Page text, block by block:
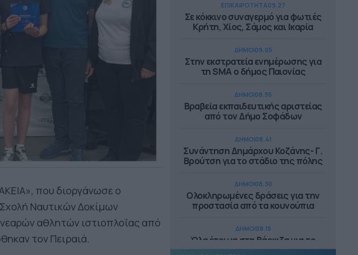
που διοργάνωσε ο
Ναυτικών Δοκίμων
αθλητών ιστιοπλοΐας από
τον Πειραιά.
ΕΠΙΚΑΙΡΟΤΗΤΑ09.27
Σε κόκκινο συναγερμό για φωτιές
Κρήτη, Χίος, Σάμος και Ικαρία
ΔΗΜΟΙ09.05
Στην εκστρατεία ενημέρωσης για
τη SMA ο δήμος Παιονίας
ΔΗΜΟΙ08.55
Βραβεία εκπαιδευτικής αριστείας
από τον Δήμο Σοφάδων
ΔΗΜΟΙ08.41
Συνάντηση Δημάρχου Κοζάνης- Γ.
Βρούτση για το στάδιο της πόλης
ΔΗΜΟΙ08.30
Ολοκληρωμένες δράσεις για την
προστασία από τα κουνούπια
ΔΗΜΟΙ08.15
Όλα έτοιμα στη Βάρκιζα για το
«Cheers to Beers»